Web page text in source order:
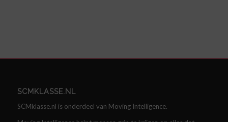
SCMKLASSE.NL
SCMklasse.nl is onderdeel van Moving Intelligence.